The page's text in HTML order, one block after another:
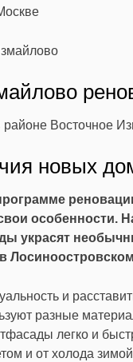
Восточное
новых
особенности.
украсят
и
разные
легко и
и от холода